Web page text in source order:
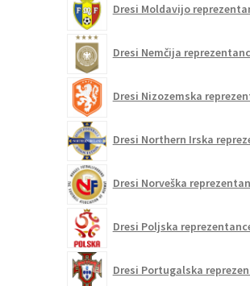
Dresi Moldavijo
Dresi Nemčija
Dresi Nizozemska
Dresi Northern Irska
Dresi Norveška
Dresi Poljska
Dresi Portugalska